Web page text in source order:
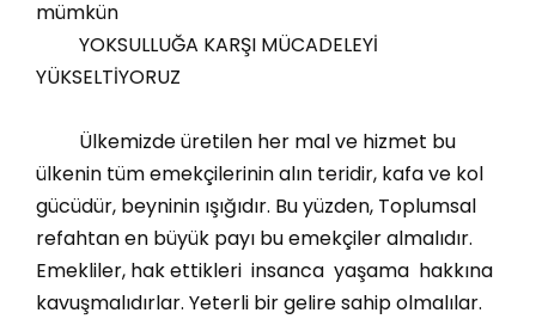
mümkün
YOKSULLUĞA KARŞI MÜCADELEYİ
YÜKSELTİYORUZ
Ülkemizde üretilen her mal ve hizmet bu
ülkenin tüm emekçilerinin alın teridir, kafa ve kol
gücüdür, beyninin ışığıdır. Bu yüzden, Toplumsal
refahtan en büyük payı bu emekçiler almalıdır.
Emekliler, hak ettikleri insanca yaşama hakkına
kavuşmalıdırlar. Yeterli bir gelire sahip olmalılar.